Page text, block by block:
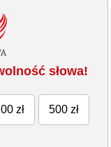
słowa!
zł 500 zł